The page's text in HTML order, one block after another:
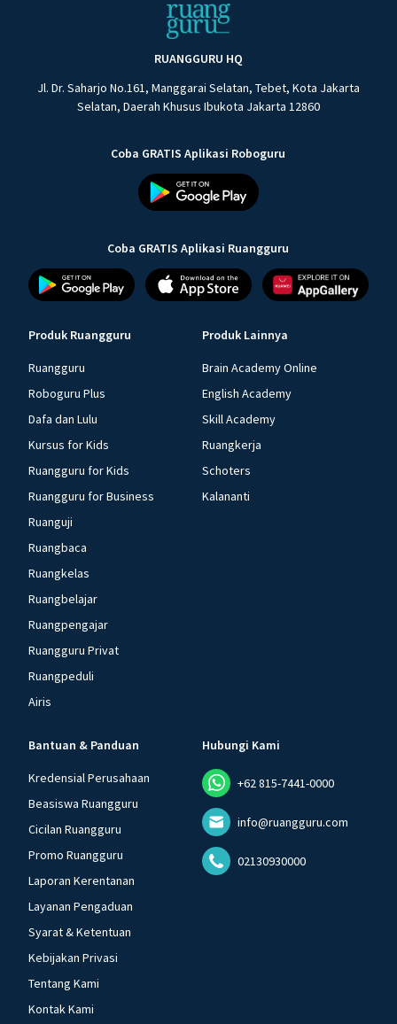
RUANGGURU HQ
Jl. Dr. Saharjo No.161, Manggarai Selatan, Tebet, Kota Jakarta
Selatan, Daerah Khusus Ibukota Jakarta 12860
Coba GRATIS Aplikasi Roboguru
Coba GRATIS Aplikasi Ruangguru
Produk Ruangguru
Ruangguru
Roboguru Plus
Dafa dan Lulu
Kursus for Kids
Ruangguru for Kids
Ruangguru for Business
Ruanguji
Ruangbaca
Ruangkelas
Ruangbelajar
Ruangpengajar
Ruangguru Privat
Ruangpeduli
Airis
Produk Lainnya
Brain Academy Online
English Academy
Skill Academy
Ruangkerja
Schoters
Kalananti
Bantuan & Panduan
Kredensial Perusahaan
Beasiswa Ruangguru
Cicilan Ruangguru
Promo Ruangguru
Laporan Kerentanan
Layanan Pengaduan
Syarat & Ketentuan
Kebijakan Privasi
Tentang Kami
Kontak Kami
Hubungi Kami
+62 815-7441-0000
info@ruangguru.com
02130930000